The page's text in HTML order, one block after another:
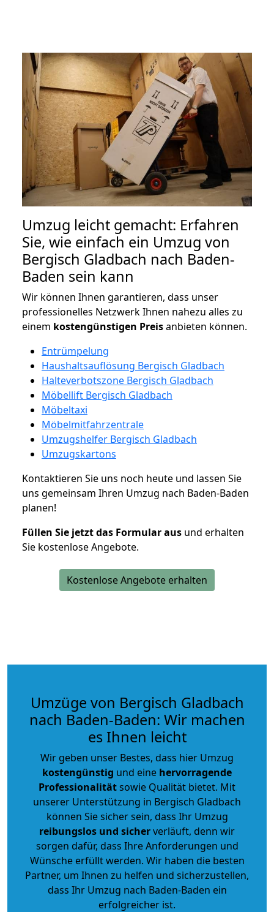
Umzug leicht gemacht: Erfahren
Sie, wie einfach ein Umzug von
Bergisch Gladbach nach Baden-
Baden sein kann
Wir können Ihnen garantieren, dass unser
professionelles Netzwerk Ihnen nahezu alles zu
einem kostengünstigen Preisanbieten können.
Entrümpelung
Haushaltsauflösung Bergisch Gladbach
Halteverbotszone Bergisch Gladbach
Möbellift Bergisch Gladbach
Möbeltaxi
Möbelmitfahrzentrale
Umzugshelfer Bergisch Gladbach
Umzugskartons
Kontaktieren Sie uns noch heute und lassen Sie
uns gemeinsam Ihren Umzug nach Baden-Baden
planen!
Füllen Sie jetzt das Formular aus und erhalten
Sie kostenlose Angebote.
Kostenlose Angebote erhalten
Umzüge von Bergisch Gladbach
nach Baden-Baden: Wir machen
es Ihnen leicht
Wir geben unser Bestes, dass hier Umzug
kostengünstig und eine hervorragende
Professionalitätsowie Qualität bietet. Mit
unserer Unterstützung in Bergisch Gladbach
können Sie sicher sein, dass Ihr Umzug
reibungslos und sicherverläuft, denn wir
sorgen dafür, dass Ihre Anforderungen und
Wünsche erfüllt werden. Wir haben die besten
Partner, um Ihnen zu helfen und sicherzustellen,
dass Ihr Umzug nach Baden-Baden ein
erfolgreicher ist.